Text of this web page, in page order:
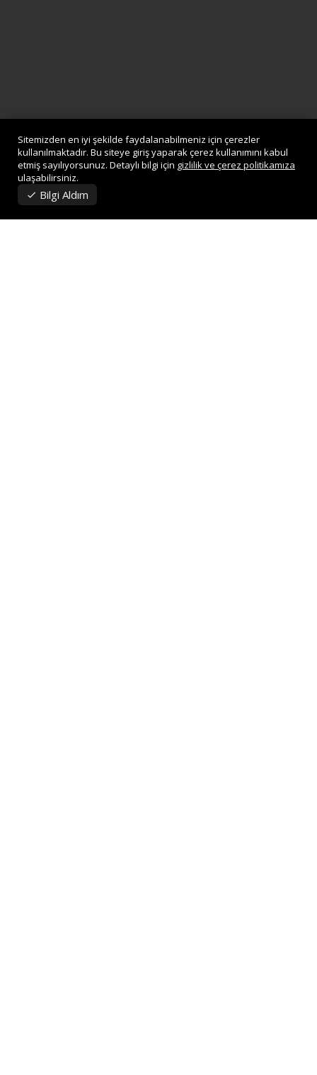
Sitemizden en iyi şekilde faydalanabilmeniz için çerezler
kullanılmaktadır. Bu siteye giriş yaparak çerez kullanımını kabul
etmiş sayılıyorsunuz. Detaylı bilgi için gizlilik ve çerez politikamıza
ulaşabilirsiniz.
Bilgi Aldım